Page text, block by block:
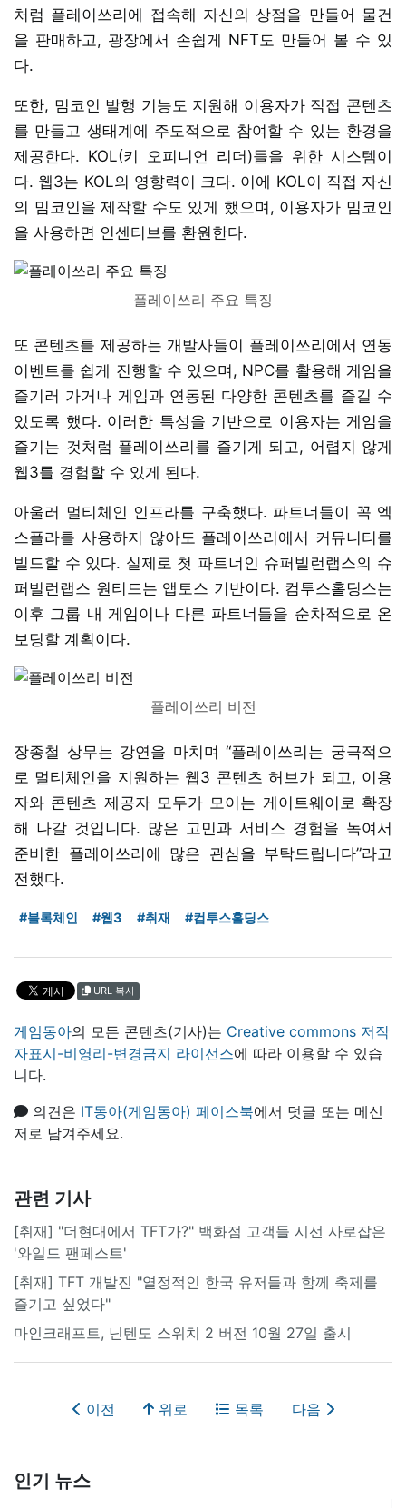
처럼 플레이쓰리에 접속해 자신의 상점을 만들어 물건
을 판매하고, 광장에서 손쉽게 NFT도 만들어 볼 수 있
다.
또한, 밈코인 발행 기능도 지원해 이용자가 직접 콘텐츠
를 만들고 생태계에 주도적으로 참여할 수 있는 환경을
제공한다. KOL(키 오피니언 리더)들을 위한 시스템이
다. 웹3는 KOL의 영향력이 크다. 이에 KOL이 직접 자신
의 밈코인을 제작할 수도 있게 했으며, 이용자가 밈코인
을 사용하면 인센티브를 환원한다.
플레이쓰리 주요 특징
또 콘텐츠를 제공하는 개발사들이 플레이쓰리에서 연동
이벤트를 쉽게 진행할 수 있으며, NPC를 활용해 게임을
즐기러 가거나 게임과 연동된 다양한 콘텐츠를 즐길 수
있도록 했다. 이러한 특성을 기반으로 이용자는 게임을
즐기는 것처럼 플레이쓰리를 즐기게 되고, 어렵지 않게
웹3를 경험할 수 있게 된다.
아울러 멀티체인 인프라를 구축했다. 파트너들이 꼭 엑
스플라를 사용하지 않아도 플레이쓰리에서 커뮤니티를
빌드할 수 있다. 실제로 첫 파트너인 슈퍼빌런랩스의 슈
퍼빌런랩스 원티드는 앱토스 기반이다. 컴투스홀딩스는
이후 그룹 내 게임이나 다른 파트너들을 순차적으로 온
보딩할 계획이다.
플레이쓰리 비전
장종철 상무는 강연을 마치며 “플레이쓰리는 궁극적으
로 멀티체인을 지원하는 웹3 콘텐츠 허브가 되고, 이용
자와 콘텐츠 제공자 모두가 모이는 게이트웨이로 확장
해 나갈 것입니다. 많은 고민과 서비스 경험을 녹여서
준비한 플레이쓰리에 많은 관심을 부탁드립니다”라고
전했다.
#블록체인 #웹3 #취재 #컴투스홀딩스
URL 복사
게임동아의 모든 콘텐츠(기사)는 Creative commons 저작
자표시-비영리-변경금지 라이선스에 따라 이용할 수 있습
니다.
의견은 IT동아(게임동아) 페이스북에서 덧글 또는 메신
저로 남겨주세요.
관련 기사
[취재] "더현대에서 TFT가?" 백화점 고객들 시선 사로잡은
'와일드 팬페스트'
[취재] TFT 개발진 "열정적인 한국 유저들과 함께 축제를
즐기고 싶었다"
마인크래프트, 닌텐도 스위치 2 버전 10월 27일 출시
이전 위로 목록 다음
인기 뉴스